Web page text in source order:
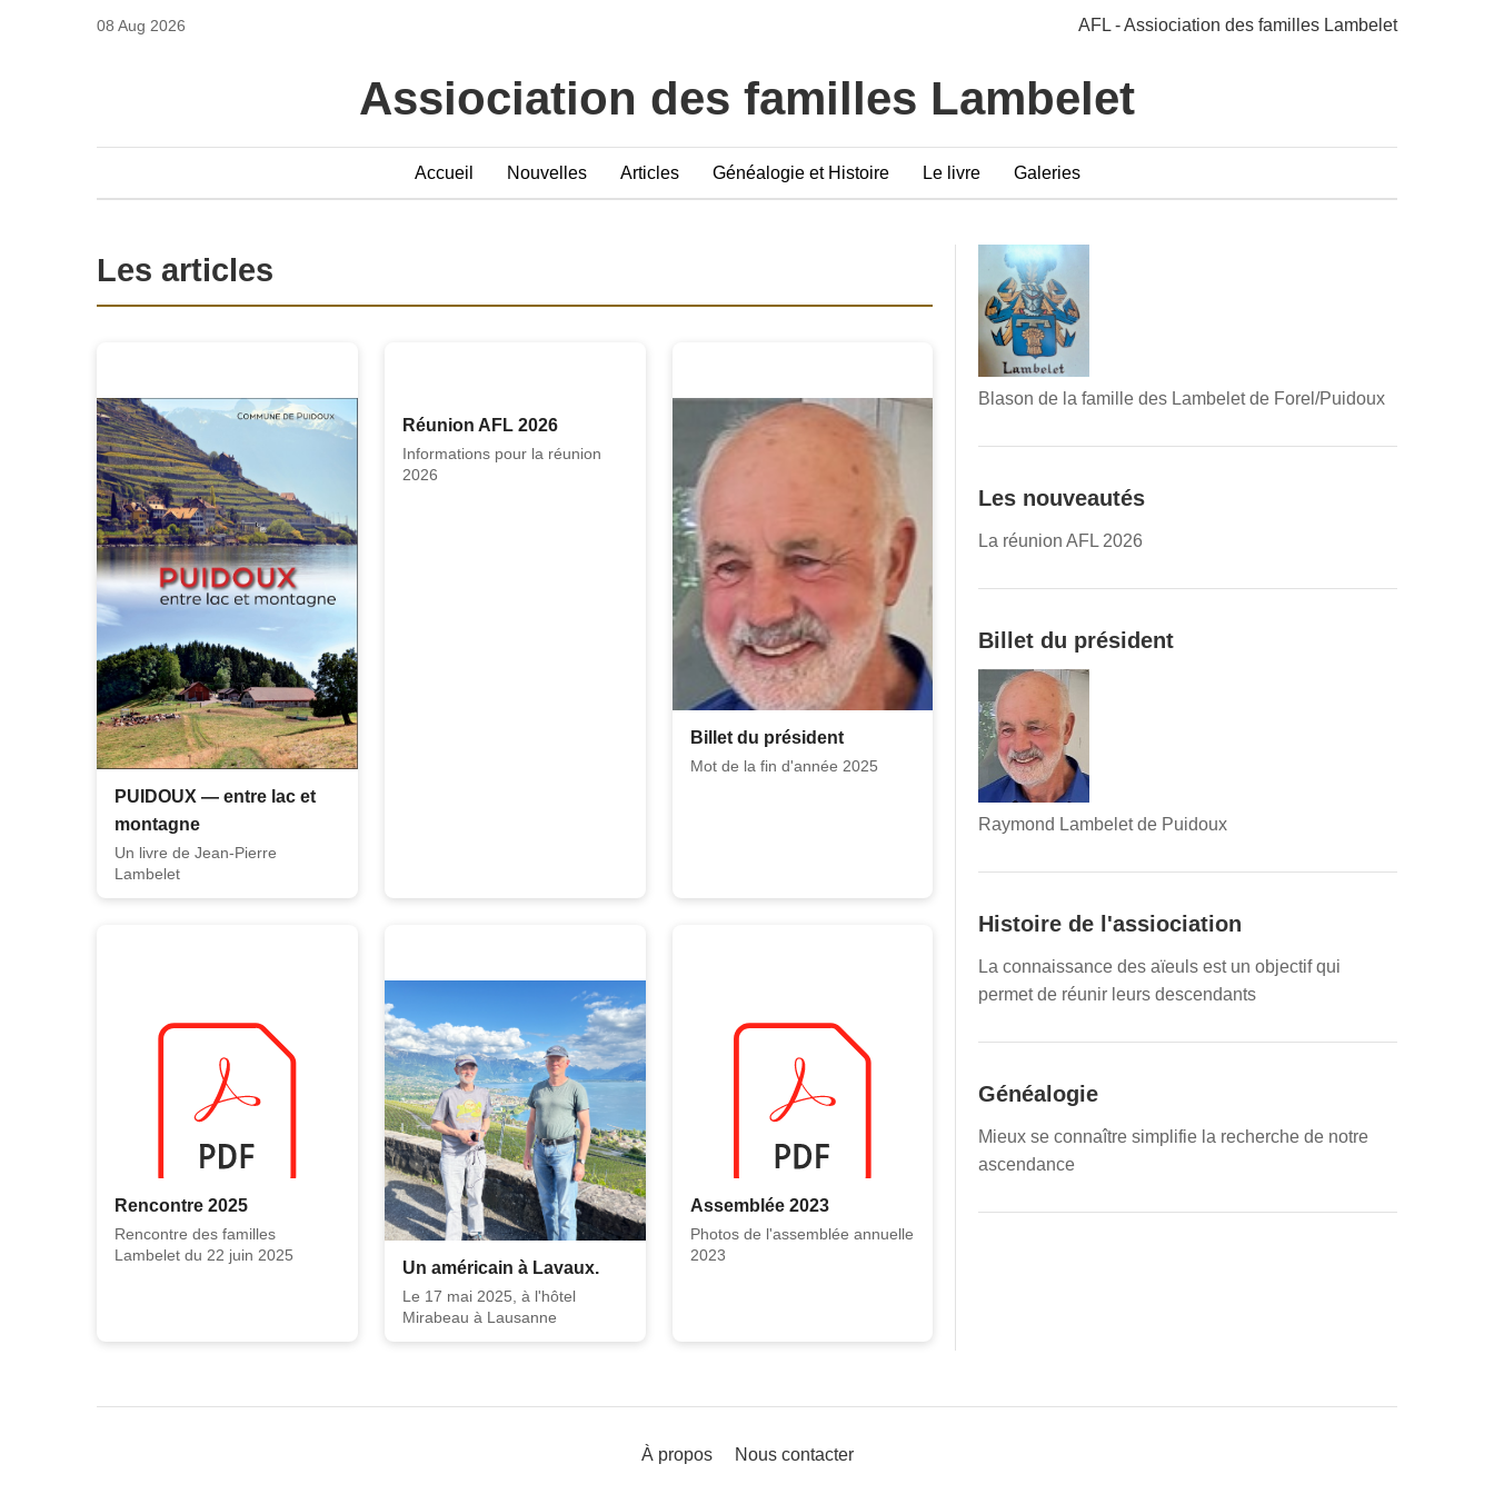
08 Aug 2026 AFL - Assiociation des familles Lambelet
Assiociation des familles Lambelet
Accueil Nouvelles Articles Généalogie et Histoire Le livre Galeries
Les articles
PUIDOUX — entre lac et
montagne
Un livre de Jean-Pierre
Lambelet
Réunion AFL 2026
Informations pour la réunion
2026
Billet du président
Mot de la fin d'année 2025
Rencontre 2025
Rencontre des familles
Lambelet du 22 juin 2025
Un américain à Lavaux.
Le 17 mai 2025, à l'hôtel
Mirabeau à Lausanne
Assemblée 2023
Photos de l'assemblée annuelle
2023
Blason de la famille des Lambelet de Forel/Puidoux
Les nouveautés
La réunion AFL 2026
Billet du président
Raymond Lambelet de Puidoux
Histoire de l'assiociation
La connaissance des aïeuls est un objectif qui
permet de réunir leurs descendants
Généalogie
Mieux se connaître simplifie la recherche de notre
ascendance
À propos Nous contacter